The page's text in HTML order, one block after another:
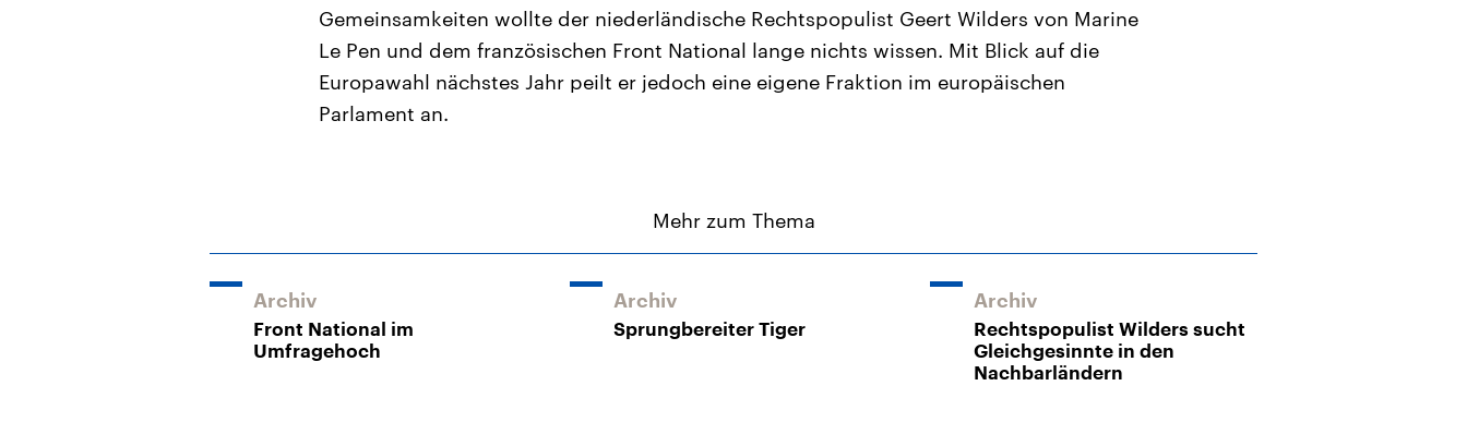
Gemeinsamkeiten wollte der niederländische Rechtspopulist Geert Wilders von Marine
Le Pen und dem französischen Front National lange nichts wissen. Mit Blick auf die
Europawahl nächstes Jahr peilt er jedoch eine eigene Fraktion im europäischen
Parlament an.
Mehr zum Thema
Archiv
Front National im
Umfragehoch
Archiv
Sprungbereiter Tiger
Archiv
Rechtspopulist Wilders sucht
Gleichgesinnte in den
Nachbarländern